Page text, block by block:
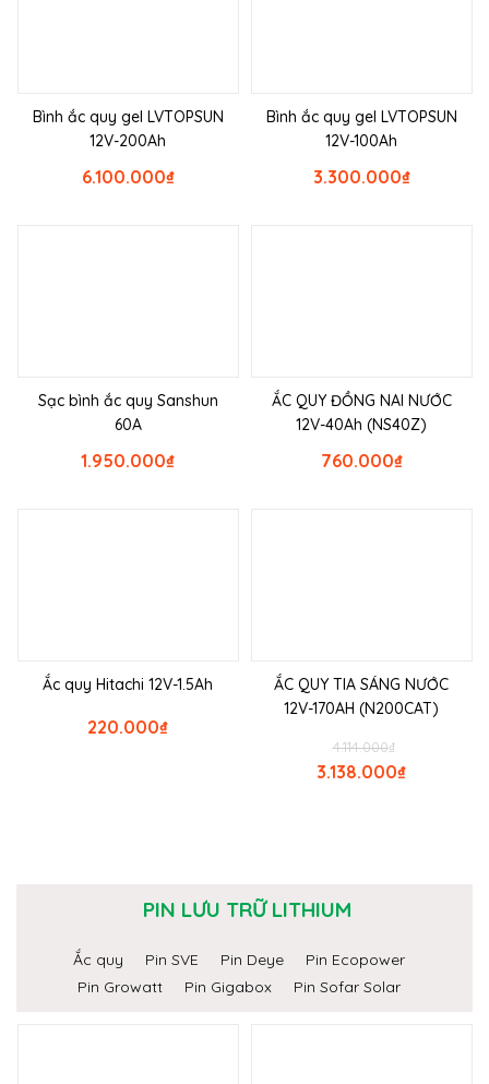
Bình ắc quy gel LVTOPSUN
12V-200Ah
₫
6.100.000
Bình ắc quy gel LVTOPSUN
12V-100Ah
₫
3.300.000
Sạc bình ắc quy Sanshun
60A
₫
1.950.000
ẮC QUY ĐỒNG NAI NƯỚC
12V-40Ah (NS40Z)
₫
760.000
Ắc quy Hitachi 12V-1.5Ah
₫
220.000
ẮC QUY TIA SÁNG NƯỚC
12V-170AH (N200CAT)
₫
4.114.000
₫
3.138.000
PIN LƯU TRỮ LITHIUM
Ắc quy Pin SVE Pin Deye
Pin Ecopower
Pin Growatt
Pin Gigabox Pin Sofar Solar